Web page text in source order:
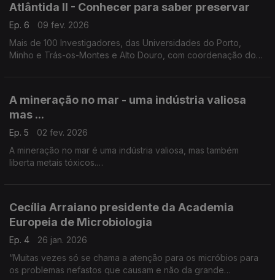
Atlântida II - Conhecer para saber preservar
Ep. 6
09 fev. 2026
Mais de 100 Investigadores, das Universidades do Porto,
Minho e Trás-os-Montes e Alto Douro, com coordenação do
A mineração no mar - uma indústria valiosa
mas ...
Ep. 5
02 fev. 2026
A mineração no mar é uma indústria valiosa, mas também
liberta metais tóxicos.
Cecília Arraiano presidente da Academia
Europeia de Microbiologia
Ep. 4
26 jan. 2026
“Muitas vezes só se chama a atenção para os micróbios para
os problemas nefastos que causam e não da grande